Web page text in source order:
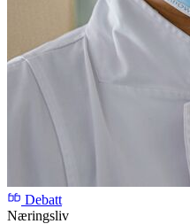
Debatt
Næringsliv